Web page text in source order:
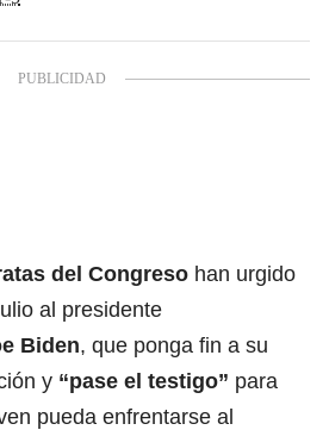
del Congreso han urgido
al presidente
Biden, que ponga fin a su
y “pase el testigo” para
pueda enfrentarse al